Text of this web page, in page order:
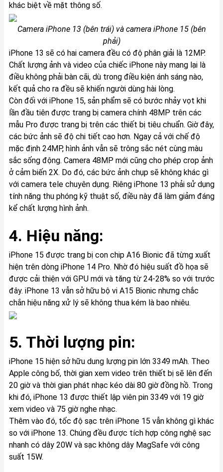
khác biệt về mặt thông số.
Camera iPhone 13 (bên trái) và camera iPhone 15 (bên
phải)
iPhone 13 sẽ có hai camera đều có độ phân giải là 12MP.
Chất lượng ảnh và video của chiếc iPhone này mang lại là
điều không phải bàn cãi, dù trong điều kiện ánh sáng nào,
kết quả cho ra đều sẽ khiến người dùng hài lòng.
Còn đối với iPhone 15, sản phẩm sẽ có bước nhảy vọt khi
lần đầu tiên được trang bị camera chính 48MP trên các
mẫu Pro được trang bị trên các thiết bị tiêu chuẩn. Giờ đây,
các bức ảnh sẽ độ chi tiết cao hơn. Ngay cả với chế độ
mặc định 24MP, hình ảnh vẫn sẽ trông sắc nét cùng màu
sắc sống động. Camera 48MP mới cũng cho phép crop ảnh
ở cảm biến 2X. Do đó, các bức ảnh chụp sẽ không khác gì
với camera tele chuyên dụng. Riêng iPhone 13 phải sử dụng
tính năng thu phóng kỹ thuật số, điều này đã làm giảm đáng
kể chất lượng hình ảnh.
4. Hiệu năng:
iPhone 15 được trang bị con chip A16 Bionic đã từng xuất
hiện trên dòng iPhone 14 Pro. Nhờ đó hiệu suất đồ họa sẽ
được cải thiện với GPU mới và tăng từ 24-28% so với trước
đây. iPhone 13 vẫn sở hữu bộ vi A15 Bionic nhưng chắc
chắn hiệu năng xử lý sẽ không thua kém là bao nhiêu.
5. Thời lượng pin:
iPhone 15 hiện sở hữu dung lượng pin lớn 3349 mAh. Theo
Apple công bố, thời gian xem video trên thiết bị sẽ lên đến
20 giờ và thời gian phát nhạc kéo dài 80 giờ đồng hồ. Trong
khi đó, iPhone 13 được thiết lập viên pin 3349 với 19 giờ
xem video và 75 giờ nghe nhạc.
Thêm vào đó, tốc độ sạc trên iPhone 15 vẫn không gì khác
so với iPhone 13. Chúng đều được tích hợp công nghệ sạc
nhanh có dây 20W và sạc không dây MagSafe với công
suất 15W.